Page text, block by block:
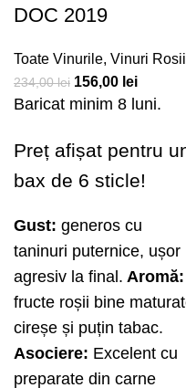
DOC 2019
Toate Vinurile, Vinuri Rosii
234,00lei 156,00 lei
Baricat minim 8 luni.
Preț afișat pentru
bax de 6 sticle!
Gust: generos cu
taninuri puternice, ușor
agresiv la final. Aromă:
fructe roșii bine
cireșe și puțin tabac.
Asociere: Excelent cu
preparate din carne